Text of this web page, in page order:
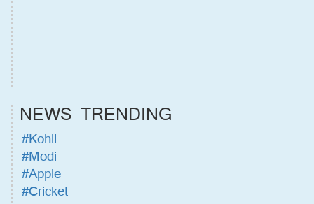
NEWS TRENDING
#Kohli
#Modi
#Apple
#Cricket